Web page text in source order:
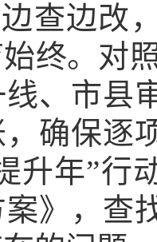
查边改
终。对
、市县
确保逐
升年”行
》，查